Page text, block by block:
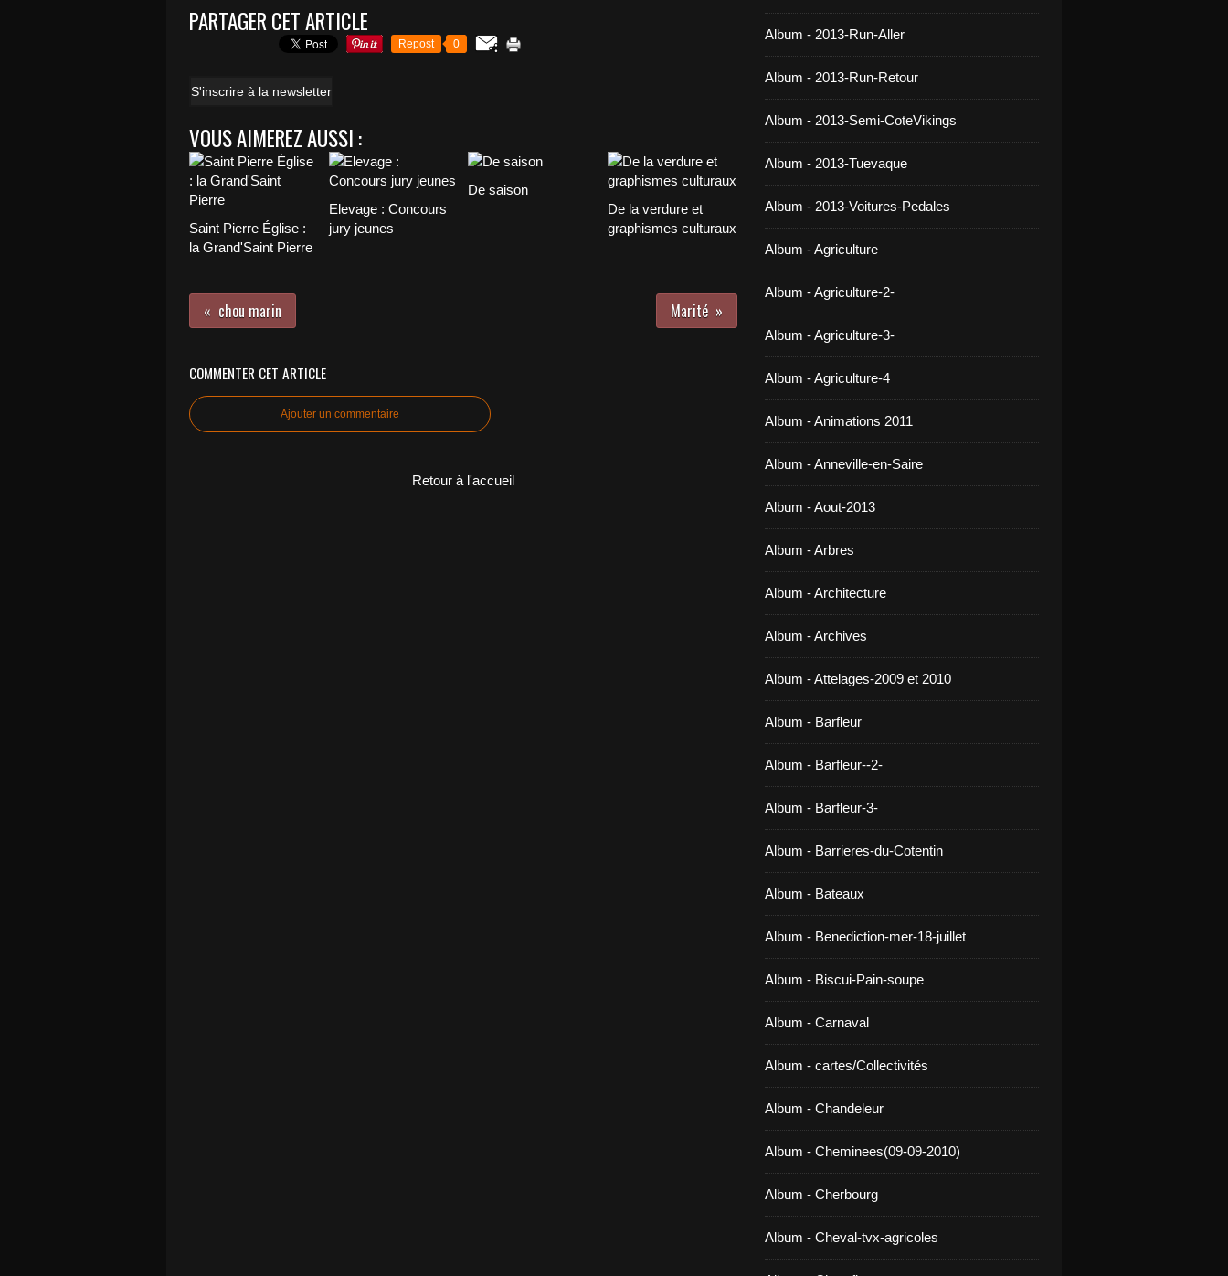
PARTAGER CET ARTICLE
Repost 0
S'inscrire à la newsletter
VOUS AIMEREZ AUSSI :
Saint Pierre Église :
la Grand'Saint Pierre
Elevage : Concours
jury jeunes
De saison
De la verdure et
graphismes culturaux
chou marin Marité
COMMENTER CET ARTICLE
Ajouter un commentaire
Retour à l'accueil
Album - 2013-Run-Aller
Album - 2013-Run-Retour
Album - 2013-Semi-CoteVikings
Album - 2013-Tuevaque
Album - 2013-Voitures-Pedales
Album - Agriculture
Album - Agriculture-2-
Album - Agriculture-3-
Album - Agriculture-4
Album - Animations 2011
Album - Anneville-en-Saire
Album - Aout-2013
Album - Arbres
Album - Architecture
Album - Archives
Album - Attelages-2009 et 2010
Album - Barfleur
Album - Barfleur--2-
Album - Barfleur-3-
Album - Barrieres-du-Cotentin
Album - Bateaux
Album - Benediction-mer-18-juillet
Album - Biscui-Pain-soupe
Album - Carnaval
Album - cartes/Collectivités
Album - Chandeleur
Album - Cheminees(09-09-2010)
Album - Cherbourg
Album - Cheval-tvx-agricoles